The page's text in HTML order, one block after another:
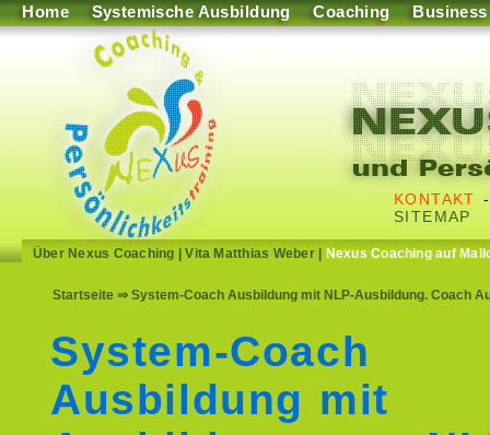
Home Systemische Ausbildung Coaching Business
KONTAKT
SITEMAP
Über Nexus Coaching |Vita Matthias Weber| Nexus Coaching auf
Startseite ⇒ System-Coach Ausbildung mit NLP-Ausbildung. Coach
System-Coach
Ausbildung mit